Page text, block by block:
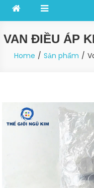
VAN ĐIỀU ÁP
Home Sản phẩm